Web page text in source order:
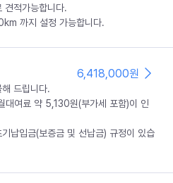
적가능합니다.
까지 설정 가능합니다.
6,418,000원
드립니다.
여료 약 5,130원(부가세 포함)이 인
납입금(보증금 및 선납금) 규정이 있습